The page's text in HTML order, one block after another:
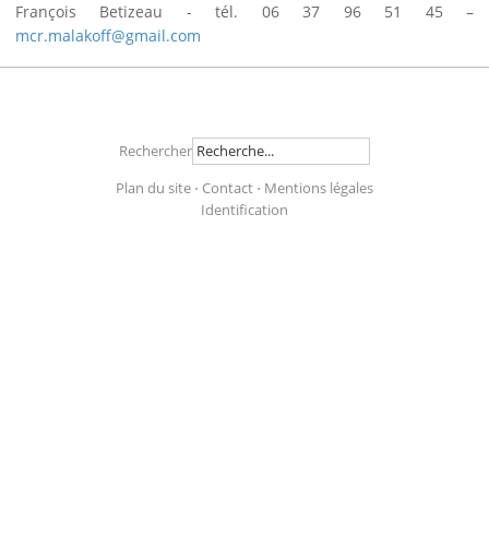
François Betizeau - tél. 06 37 96 51 45 –
mcr.malakoff@gmail.com
Rechercher
Plan du site ⋅ Contact ⋅ Mentions légales
Identification